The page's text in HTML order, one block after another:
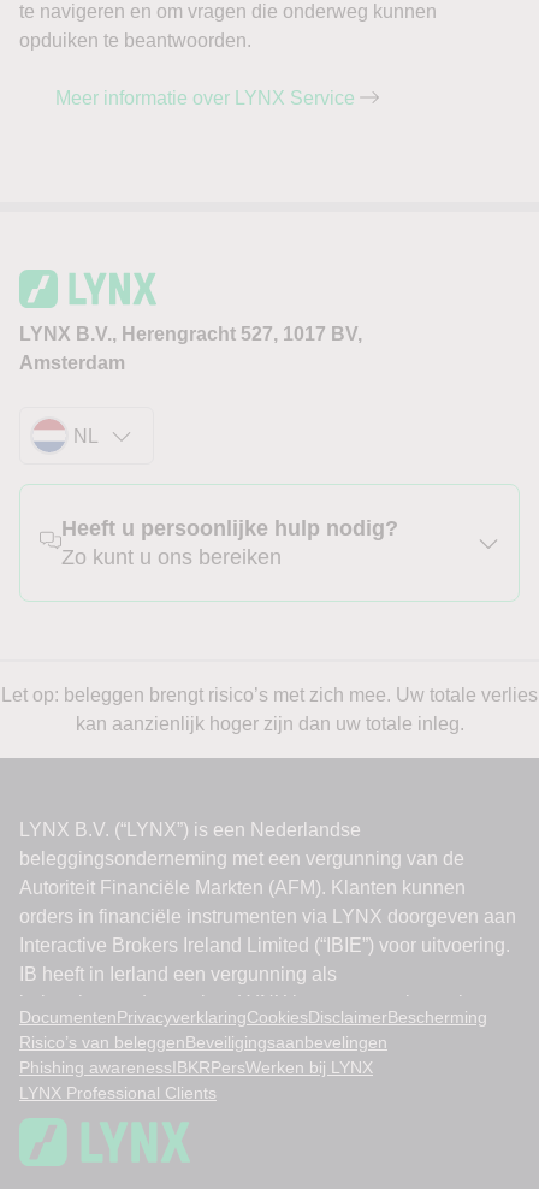
te navigeren en om vragen die onderweg kunnen
opduiken te beantwoorden.
Meer informatie over LYNX Service
LYNX B.V., Herengracht 527, 1017 BV,
Amsterdam
NL
Heeft u persoonlijke hulp nodig?
Zo kunt u ons bereiken
Let op: beleggen brengt risico’s met zich mee. Uw totale verlies
kan aanzienlijk hoger zijn dan uw totale inleg.
DocumentenPrivacyverklaringCookiesDisclaimerBescherming
Risico’s van beleggenBeveiligingsaanbevelingen
Phishing awarenessIBKRPersWerken bij LYNX
LYNX Professional Clients